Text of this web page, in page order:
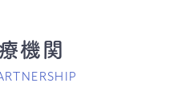
機関